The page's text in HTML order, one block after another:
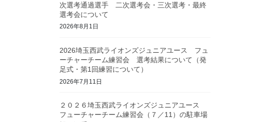
次選考通過選手 二次選考会・三次選考・最終
選考会について
2026年8月1日
2026埼玉西武ライオンズジュニアユース フュ
ーチャーチーム練習会 選考結果について（発
足式・第1回練習について）
2026年7月11日
２０２６埼玉西武ライオンズジュニアユース
フューチャーチーム練習会（７／11）の駐車場